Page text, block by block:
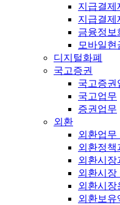
지급결제
지급결제
금융정보
모바일현
디지털화폐
국고증권
국고증권
국고업무
증권업무
외환
외환업무
외환정책
외환시장
외환시장
외환시장
외환보유